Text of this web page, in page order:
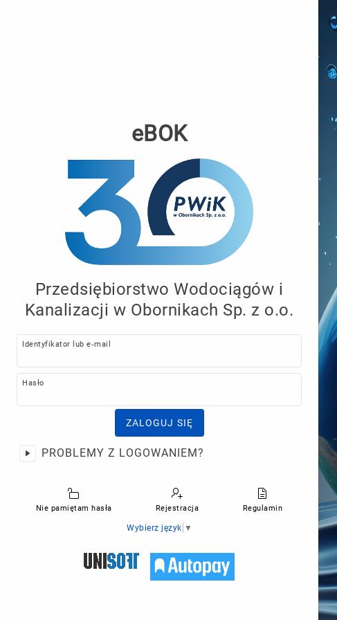
eBOK
WłaścicielPrzedsiębiorstwo Wodociągów i
Kanalizacji w Obornikach Sp. z o.o.
Identyfikator lub e-mail
Hasło
ZALOGUJ SIĘ
PROBLEMY Z LOGOWANIEM?
Nie pamiętam hasła Rejestracja Regulamin
Wybierz język ▼
Unisoft
Autopay